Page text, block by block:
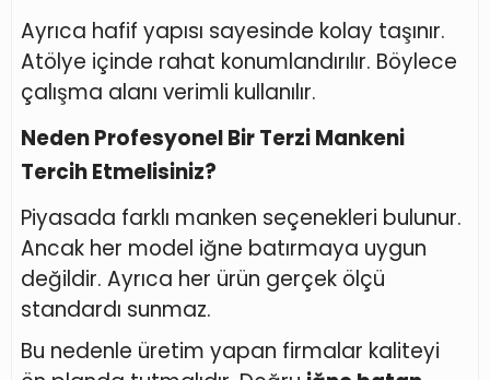
Ayrıca hafif yapısı sayesinde kolay taşınır.
Atölye içinde rahat konumlandırılır. Böylece
çalışma alanı verimli kullanılır.
Neden Profesyonel Bir Terzi Mankeni
Tercih Etmelisiniz?
Piyasada farklı manken seçenekleri bulunur.
Ancak her model iğne batırmaya uygun
değildir. Ayrıca her ürün gerçek ölçü
standardı sunmaz.
Bu nedenle üretim yapan firmalar kaliteyi